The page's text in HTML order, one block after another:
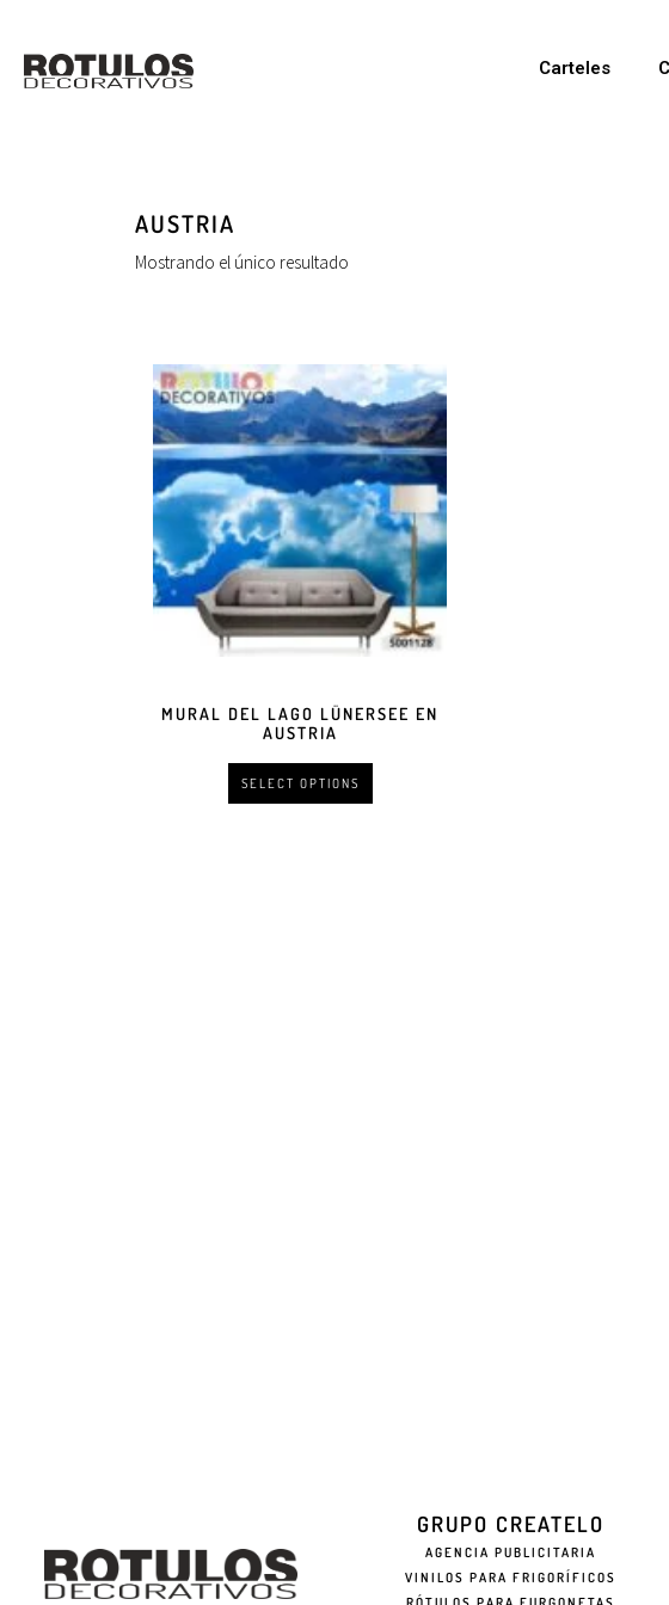
Carteles
AUSTRIA
Mostrando el único resultado
MURAL DEL LAGO LÜNERSEE EN
AUSTRIA
SELECT OPTIONS
GRUPO CREATELO
AGENCIA PUBLICITARIA
VINILOS PARA FRIGORÍFICOS